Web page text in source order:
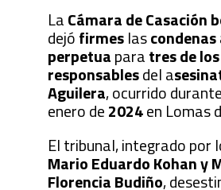
LaCámara de Casación
dejófirmeslascondenas
perpetuaparatres de los
responsablesdel a
Aguilera, ocurrido
enero de2024en Lomas
El tribunal, integrado por
Mario Eduardo Kohan y
Florencia Budiño,